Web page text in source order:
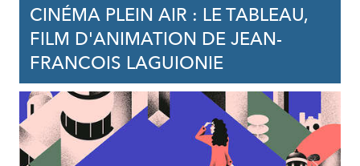
CINÉMA PLEIN AIR : LE TABLEAU,
FILM D'ANIMATION DE JEAN-
FRANCOIS LAGUIONIE